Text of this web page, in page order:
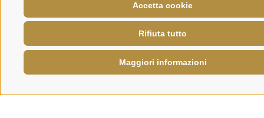
Accetta cookie
Rifiuta tutto
Maggiori informazioni